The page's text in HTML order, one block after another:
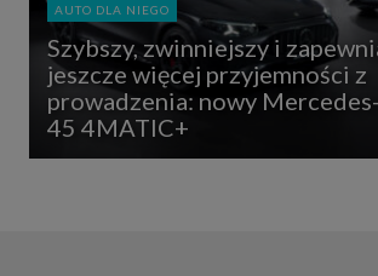
AUTO DLA NIEGO
Szybszy, zwinniejszy i
jeszcze więcej przyjemności z
prowadzenia: nowy
45 4MATIC+